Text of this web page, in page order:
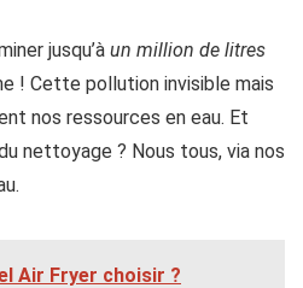
jusqu’à un million de litres
! Cette pollution invisible mais
nos ressources en eau. Et
nettoyage ? Nous tous, via nos
Air Fryer choisir ?